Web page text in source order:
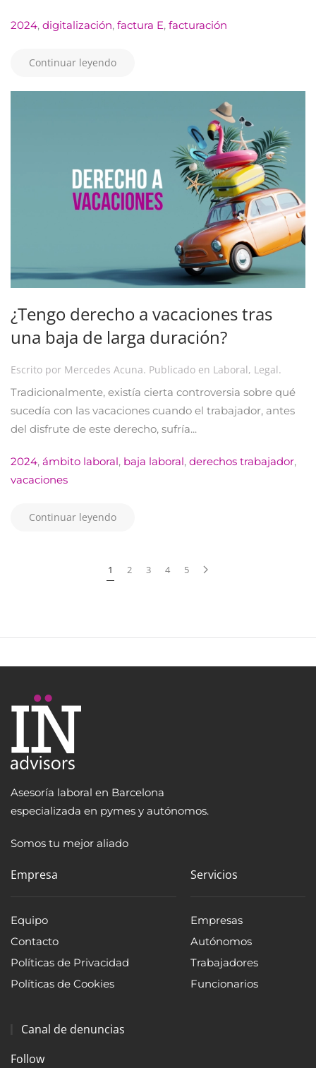
2024, digitalización, factura E, facturación
Continuar leyendo
¿Tengo derecho a vacaciones tras
una baja de larga duración?
Escrito por Mercedes Acuna. Publicado en Laboral, Legal.
Tradicionalmente, existía cierta controversia sobre qué
sucedía con las vacaciones cuando el trabajador, antes
del disfrute de este derecho, sufría...
2024, ámbito laboral, baja laboral, derechos trabajador,
vacaciones
Continuar leyendo
1 2 3 4 5
Asesoría laboral en Barcelona
especializada en pymes y autónomos.
Somos tu mejor aliado
Empresa
Equipo
Contacto
Políticas de Privacidad
Políticas de Cookies
Canal de denuncias
Servicios
Empresas
Autónomos
Trabajadores
Funcionarios
Follow